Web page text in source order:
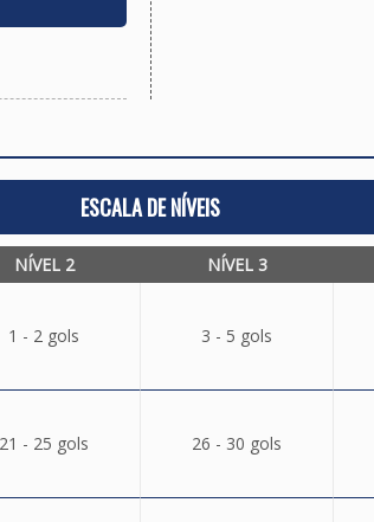
ESCALA DE NÍVEIS
NÍVEL 2 NÍVEL 3
1 - 2 gols 3 - 5 gols
21 - 25 gols 26 - 30 gols